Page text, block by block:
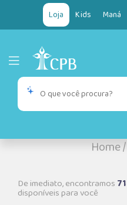
Loja Kids Maná
Home/
De imediato, encontramos 71
disponíveis para você